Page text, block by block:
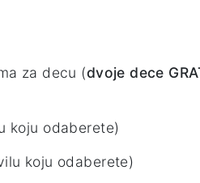
za decu (dvoje dece
koju odaberete)
koju odaberete)